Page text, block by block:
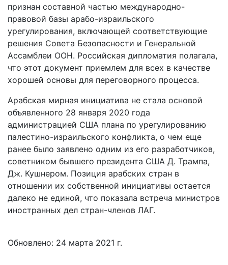
признан составной частью международно-
правовой базы арабо-израильского
урегулирования, включающей соответствующие
решения Совета Безопасности и Генеральной
Ассамблеи ООН. Российская дипломатия полагала,
что этот документ приемлем для всех в качестве
хорошей основы для переговорного процесса.
Арабская мирная инициатива не стала основой
объявленного 28 января 2020 года
администрацией США плана по урегулированию
палестино-израильского конфликта, о чем еще
ранее было заявлено одним из его разработчиков,
советником бывшего президента США Д. Трампа,
Дж. Кушнером. Позиция арабских стран в
отношении их собственной инициативы остается
далеко не единой, что показала встреча министров
иностранных дел стран-членов ЛАГ.
Обновлено: 24 марта 2021 г.